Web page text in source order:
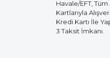
Havale/EFT,
Kartlarıyla
Kredi Kartı İle
3 Taksit İmkanı.